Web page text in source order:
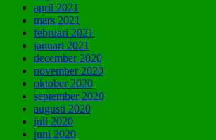
april 2021
mars 2021
februari 2021
januari 2021
december 2020
november 2020
oktober 2020
september 2020
augusti 2020
juli 2020
juni 2020